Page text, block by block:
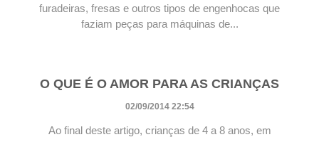
furadeiras, fresas e outros tipos de engenhocas que
faziam peças para máquinas de...
O QUE É O AMOR PARA AS CRIANÇAS
02/09/2014 22:54
Ao final deste artigo, crianças de 4 a 8 anos, em